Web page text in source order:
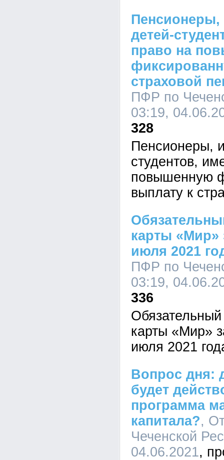
детей-
право на
страховой
ПФР по
03:19,
328
Пенсионеры,
студентов,
повышенную
выплату к
карты «Мир»
июля 2021
ПФР по
03:19,
336
карты «Мир»
июля 2021
Вопрос дня:
будет
программа
капитала?,
Чеченской
04.06.2021